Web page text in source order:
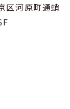
区河原町通蛸
F